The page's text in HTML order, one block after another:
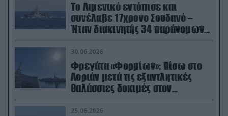
Το Λιμενικό εντόπισε και
συνέλαβε 17χρονο Σουδανό –
Ήταν διακινητής 34 παράνομων
μεταναστών
30.06.2026
Φρεγάτα «Φορμίων»: Πίσω στο
Λοριάν μετά τις εξαντλητικές
θαλάσσιες δοκιμές στον
απαιτητικό Βισκαϊκό
25.06.2026